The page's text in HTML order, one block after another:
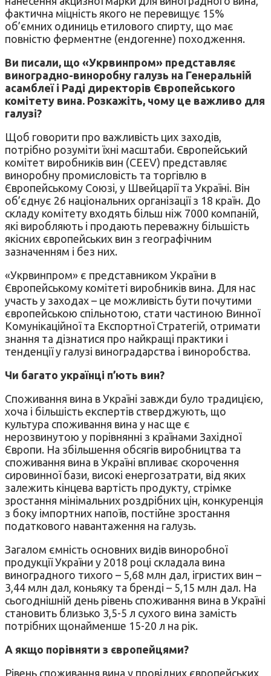
фактична міцність якого не перевищує 15%
об’ємних одиниць етилового спирту, що має
повністю ферментне (ендогенне) походження.
Ви писали, що «Укрвинпром» представляє
виноградно-виноробну галузь на Генеральній
асамблеї і Раді директорів Європейського
комітету вина. Розкажіть, чому це важливо для
галузі?
Щоб говорити про важливість цих заходів,
потрібно розуміти їхні масштаби. Європейський
комітет виробників вин (CEEV) представляє
виноробну промисловість та торгівлю в
Європейському Союзі, у Швейцарії та Україні. Він
об’єднує 26 національних організації з 18 країн. До
складу комітету входять більш ніж 7000 компаній,
які виробляють і продають переважну більшість
якісних європейських вин з географічним
зазначенням і без них.
«Укрвинпром» є представником України в
Європейському комітеті виробників вина. Для нас
участь у заходах – це можливість бути почутими
європейською спільнотою, стати частиною Винної
Комунікаційної та Експортної Стратегій, отримати
знання та дізнатися про найкращі практики і
тенденції у галузі виноградарства і виноробства.
Чи багато українці п’ють вин?
Споживання вина в Україні завжди було традицією,
хоча і більшість експертів стверджують, що
культура споживання вина у нас ще є
нерозвинутою у порівнянні з країнами Західної
Європи. На збільшення обсягів виробництва та
споживання вина в Україні впливає скорочення
сировинної бази, високі енергозатрати, від яких
залежить кінцева вартість продукту, стрімке
зростання мінімальних роздрібних цін, конкуренція
з боку імпортних напоїв, постійне зростання
податкового навантаження на галузь.
Загалом ємність основних видів виноробної
продукції України у 2018 році складала вина
виноградного тихого – 5,68 млн дал, ігристих вин –
3,44 млн дал, коньяку та бренді – 5,15 млн дал. На
сьогоднішній день рівень споживання вина в Україні
становить близько 3,5-5 л сухого вина замість
потрібних щонайменше 15-20 л на рік.
А якщо порівняти з європейцями?
Рівень споживання вина у провідних європейських